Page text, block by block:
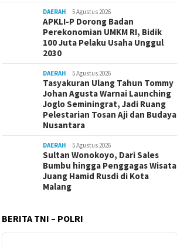
DAERAH 5 Agustus 2026
APKLI-P Dorong Badan
Perekonomian UMKM RI, Bidik
100 Juta Pelaku Usaha Unggul
2030
DAERAH 5 Agustus 2026
Tasyakuran Ulang Tahun Tommy
Johan Agusta Warnai Launching
Joglo Seminingrat, Jadi Ruang
Pelestarian Tosan Aji dan Budaya
Nusantara
DAERAH 5 Agustus 2026
Sultan Wonokoyo, Dari Sales
Bumbu hingga Penggagas Wisata
Juang Hamid Rusdi di Kota
Malang
BERITA TNI – POLRI